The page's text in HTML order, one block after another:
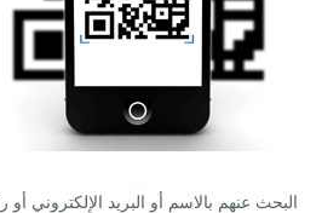
البحث عنهم بالاسم أو البريد الإلكتروني أو